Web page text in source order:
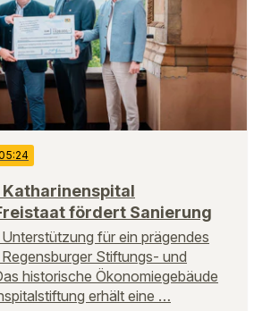
Katharinenspital
fördert Sanierung
für ein prägendes
Stiftungs- und
historische Ökonomiegebäude
erhält eine …